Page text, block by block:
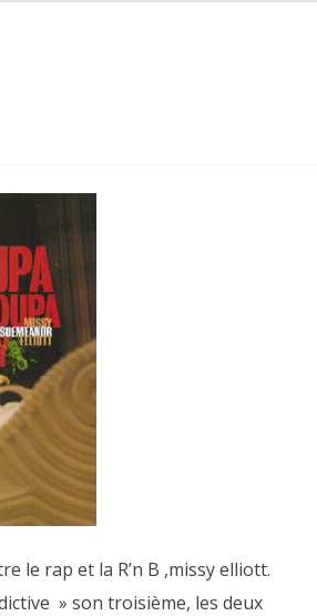
le rap et la R’n B ,missy elliott.
» son troisième, les deux